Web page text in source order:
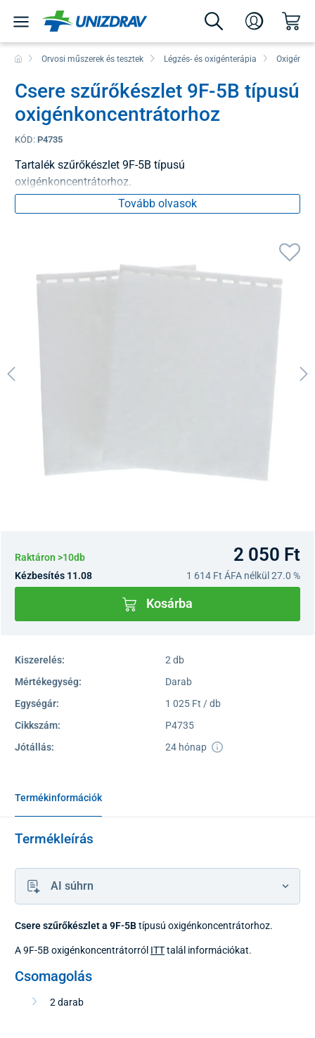
Orvosi műszerek és tesztek Légzés- és oxigénterápia
Csere szűrőkészlet 9F-5B típusú
oxigénkoncentrátorhoz
KÓD: P4735
Tartalék szűrőkészlet 9F-5B típusú
oxigénkoncentrátorhoz.
Tovább olvasok
Raktáron >10db 2 050 Ft
Kézbesítés 11.08 1 614 Ft ÁFA nélkül 27.0 %
Kosárba
Kiszerelés:
2 db
Mértékegység:
Darab
Egységár:
1 025 Ft / db
Cikkszám:
P4735
Jótállás:
24 hónap
Termékinformációk
Termékleírás
AI súhrn
Csere szűrőkészlet a 9F-5Btípusú oxigénkoncentrátorhoz.
A 9F-5B oxigénkoncentrátorról ITTtalál információkat.
Csomagolás
2 darab